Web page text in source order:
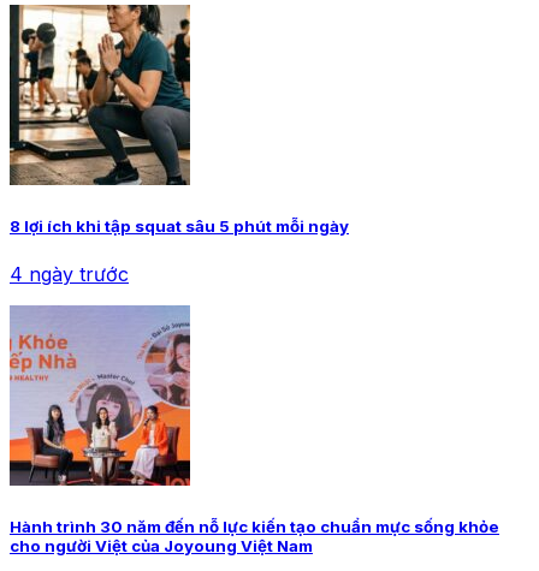
8 lợi ích khi tập squat sâu 5 phút mỗi ngày
4 ngày trước
Hành trình 30 năm đến nỗ lực kiến tạo chuẩn mực sống khỏe
cho người Việt của Joyoung Việt Nam